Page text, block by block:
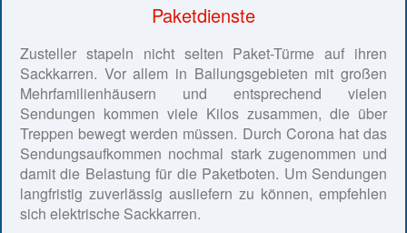
Paketdienste
Zusteller stapeln nicht selten Paket-Türme auf ihren
Sackkarren. Vor allem in Ballungsgebieten mit großen
Mehrfamilienhäusern und entsprechend vielen
Sendungen kommen viele Kilos zusammen, die über
Treppen bewegt werden müssen. Durch Corona hat das
Sendungsaufkommen nochmal stark zugenommen und
damit die Belastung für die Paketboten. Um Sendungen
langfristig zuverlässig ausliefern zu können, empfehlen
sich elektrische Sackkarren.